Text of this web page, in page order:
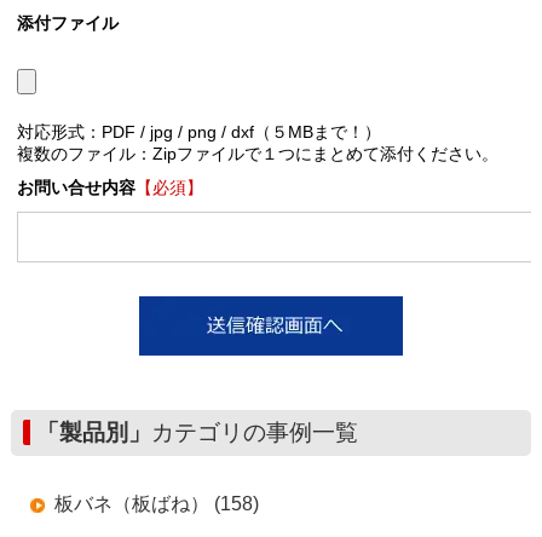
添付ファイル
対応形式：PDF / jpg / png / dxf（５MBまで！）
複数のファイル：Zipファイルで１つにまとめて添付ください。
お問い合せ内容【必須】
「製品別」 カテゴリの事例一覧
板バネ（板ばね） (158)